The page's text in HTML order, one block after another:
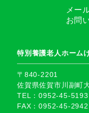
メー
お問
特別養護老人ホーム
〒840-2201
佐賀県佐賀市川副町
TEL：0952-45-5193
FAX：0952-45-2942